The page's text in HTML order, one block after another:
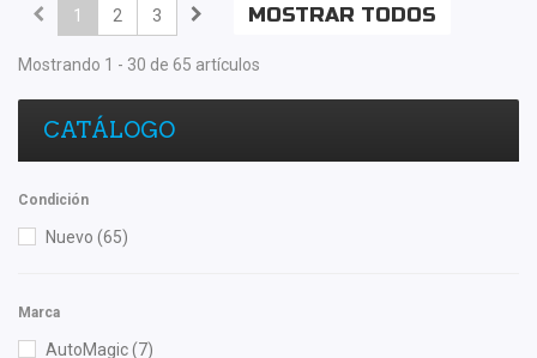
MOSTRAR TODOS
1 2 3
Mostrando 1 - 30 de 65 artículos
CATÁLOGO
Condición
Nuevo (65)
Marca
AutoMagic(7)